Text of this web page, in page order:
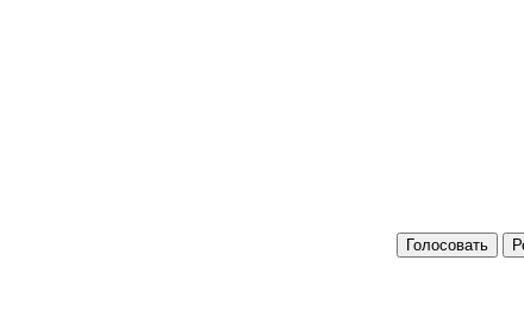
Голосовать